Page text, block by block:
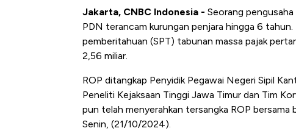
Jakarta, CNBC Indonesia - Seorang
PDN terancam kurungan penjara hingga 6
pemberitahuan (SPT) tabunan massa pajak
2,56 miliar.
ROP ditangkap Penyidik Pegawai Negeri Sipil
Peneliti Kejaksaan Tinggi Jawa Timur dan Tim
pun telah menyerahkan tersangka ROP bersama
Senin, (21/10/2024).